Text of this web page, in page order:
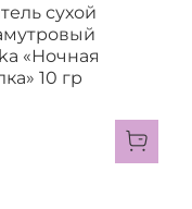
сухой
«Ночная
10 гр